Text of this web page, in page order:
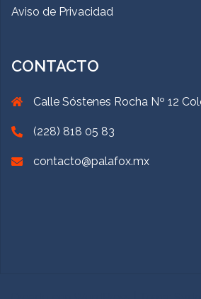
Aviso de Privacidad
CONTACTO
Calle Sóstenes Rocha Nº 12
(228) 818 05 83
contacto@palafox.mx